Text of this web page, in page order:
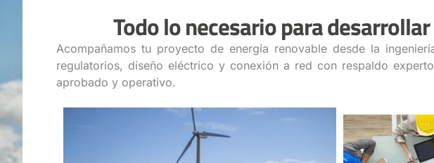
Todo lo necesario para
Acompañamos tu proyecto de energía renovable desde la
regulatorios, diseño eléctrico y conexión a red con respaldo
aprobado y operativo.